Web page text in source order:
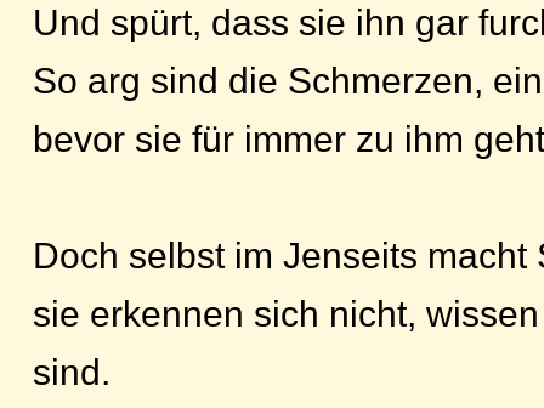
Und spürt, dass sie ihn gar
So arg sind die Schmerzen,
bevor sie für immer zu ihm
Doch selbst im Jenseits macht
sie erkennen sich nicht,
sind.